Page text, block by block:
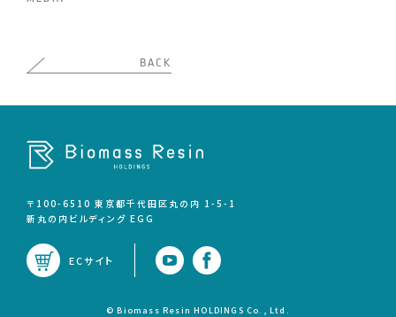
BACK
〒100-6510 東京都千代田区丸の内 1-5-1
新丸の内ビルディング゙ EGG
ECサイト
© Biomass Resin HOLDINGS Co., Ltd.